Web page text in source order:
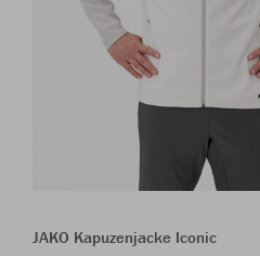
JAKO Kapuzenjacke Iconic